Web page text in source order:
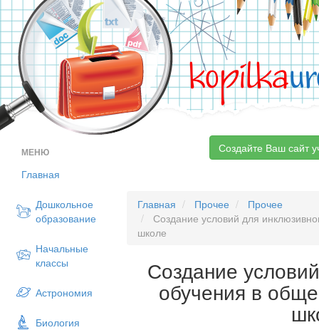
kopilka
МЕНЮ
Главная
Дошкольное
образование
Начальные
классы
Астрономия
Биология
Создайте Ваш сайт
Главная Прочее
Прочее
Создание условий для
школе
Создание
обучения в